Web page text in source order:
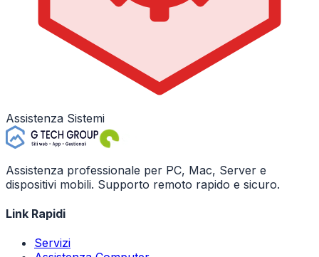
Assistenza Sistemi
Assistenza professionale per PC, Mac, Server e
dispositivi mobili. Supporto remoto rapido e sicuro.
Link Rapidi
Servizi